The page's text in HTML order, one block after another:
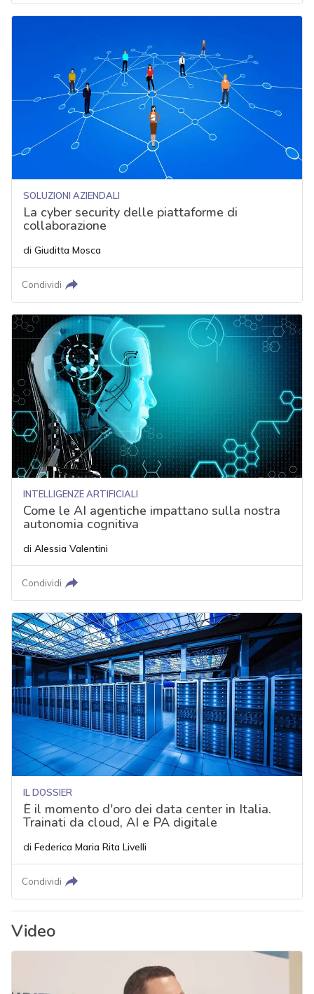
SOLUZIONI AZIENDALI
La cyber security delle piattaforme di
collaborazione
di Giuditta Mosca
Condividi
INTELLIGENZE ARTIFICIALI
Come le AI agentiche impattano sulla nostra
autonomia cognitiva
di Alessia Valentini
Condividi
IL DOSSIER
È il momento d'oro dei data center in Italia.
Trainati da cloud, AI e PA digitale
di Federica Maria Rita Livelli
Condividi
Video